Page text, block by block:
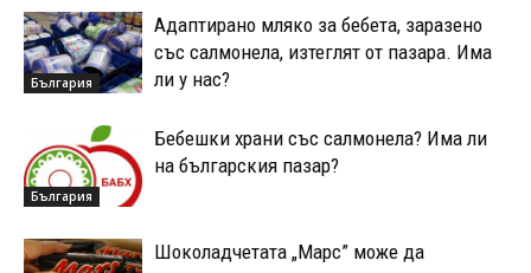
България
Адаптирано мляко за бебета, заразено
със салмонела, изтеглят от пазара. Има
ли у нас?
България
Бебешки храни със салмонела? Има ли
на българския пазар?
Шоколадчетата „Марс” може да